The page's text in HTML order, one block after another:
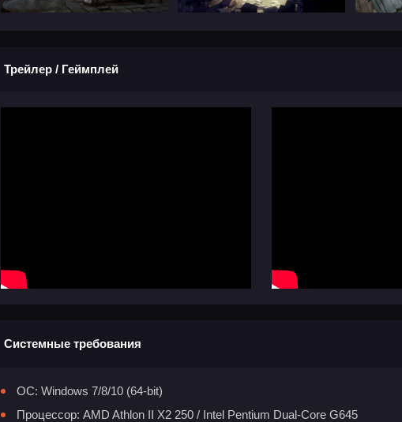
Трейлер / Геймплей
Системные требования
ОС: Windows 7/8/10 (64-bit)
Процессор: AMD Athlon II X2 250 / Intel Pentium Dual-Core G645